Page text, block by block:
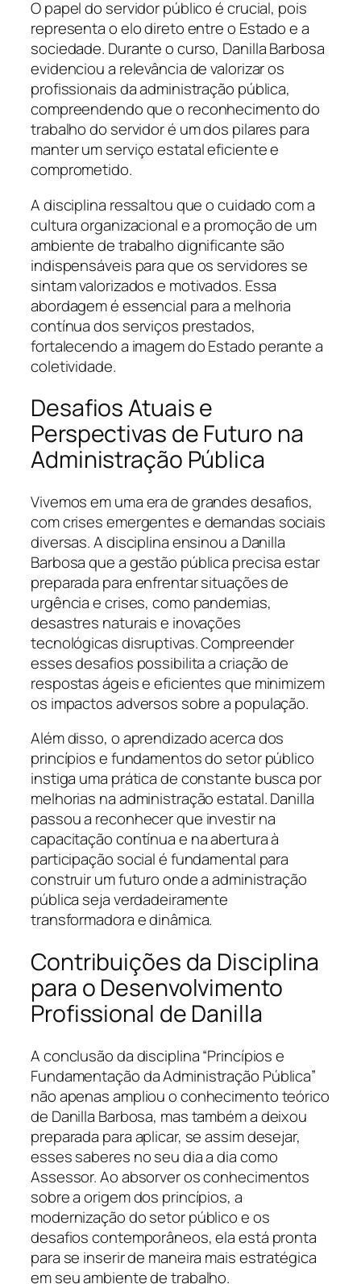
O papel do servidor público é crucial, pois
representa o elo direto entre o Estado e a
sociedade. Durante o curso, Danilla Barbosa
evidenciou a relevância de valorizar os
profissionais da administração pública,
compreendendo que o reconhecimento do
trabalho do servidor é um dos pilares para
manter um serviço estatal eficiente e
comprometido.
A disciplina ressaltou que o cuidado com a
cultura organizacional e a promoção de um
ambiente de trabalho dignificante são
indispensáveis para que os servidores se
sintam valorizados e motivados. Essa
abordagem é essencial para a melhoria
contínua dos serviços prestados,
fortalecendo a imagem do Estado perante a
coletividade.
Desafios Atuais e
Perspectivas de Futuro na
Administração Pública
Vivemos em uma era de grandes desafios,
com crises emergentes e demandas sociais
diversas. A disciplina ensinou a Danilla
Barbosa que a gestão pública precisa estar
preparada para enfrentar situações de
urgência e crises, como pandemias,
desastres naturais e inovações
tecnológicas disruptivas. Compreender
esses desafios possibilita a criação de
respostas ágeis e eficientes que minimizem
os impactos adversos sobre a população.
Além disso, o aprendizado acerca dos
princípios e fundamentos do setor público
instiga uma prática de constante busca por
melhorias na administração estatal. Danilla
passou a reconhecer que investir na
capacitação contínua e na abertura à
participação social é fundamental para
construir um futuro onde a administração
pública seja verdadeiramente
transformadora e dinâmica.
Contribuições da Disciplina
para o Desenvolvimento
Profissional de Danilla
A conclusão da disciplina “Princípios e
Fundamentação da Administração Pública”
não apenas ampliou o conhecimento teórico
de Danilla Barbosa, mas também a deixou
preparada para aplicar, se assim desejar,
esses saberes no seu dia a dia como
Assessor. Ao absorver os conhecimentos
sobre a origem dos princípios, a
modernização do setor público e os
desafios contemporâneos, ela está pronta
para se inserir de maneira mais estratégica
em seu ambiente de trabalho.